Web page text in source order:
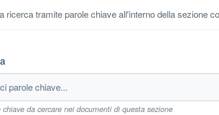
ricerca tramite parole chiave all'interno della sezione
da cercare nei documenti di questa sezione